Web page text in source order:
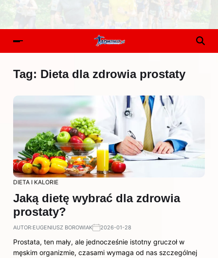
Tag: Dieta dla zdrowia prostaty
DIETA I KALORIE
Jaką dietę wybrać dla zdrowia
prostaty?
AUTOR:EUGENIUSZ BOROWIAK 2026-01-28
Prostata, ten mały, ale jednocześnie istotny gruczoł w
męskim organizmie, czasami wymaga od nas szczególnej